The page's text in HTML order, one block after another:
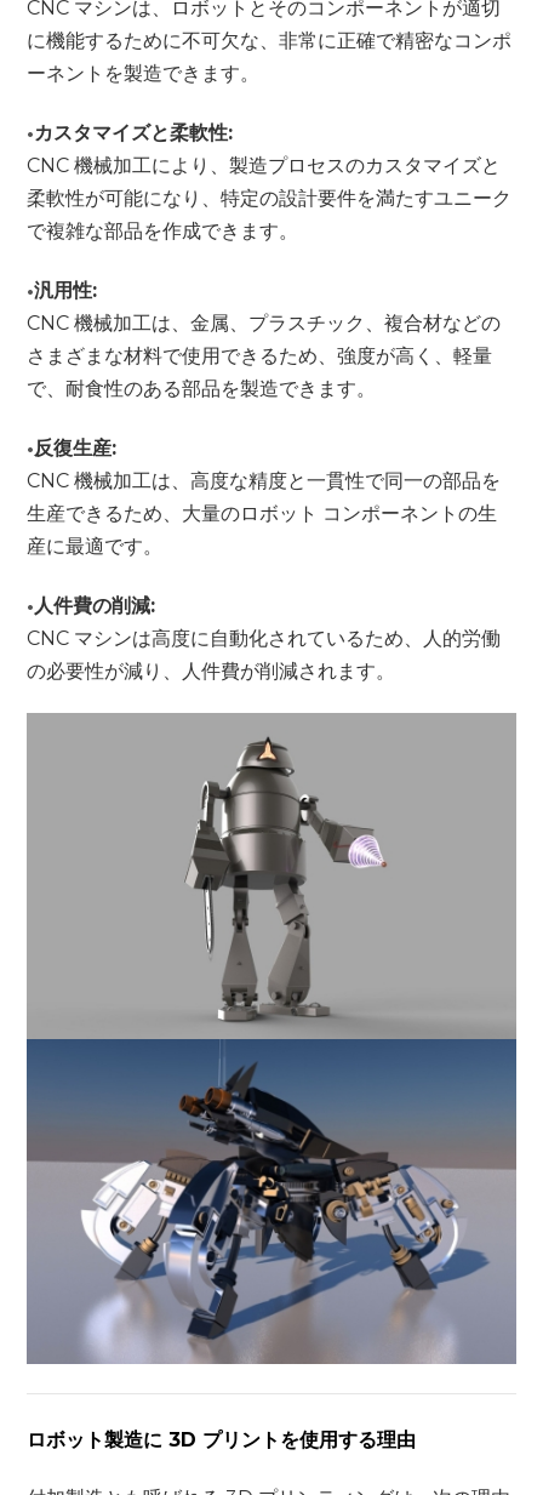
CNC マシンは、ロボットとそのコンポーネントが適切
に機能するために不可欠な、非常に正確で精密なコンポ
ーネントを製造できます。
•カスタマイズと柔軟性:
CNC 機械加工により、製造プロセスのカスタマイズと
柔軟性が可能になり、特定の設計要件を満たすユニーク
で複雑な部品を作成できます。
•汎用性:
CNC 機械加工は、金属、プラスチック、複合材などの
さまざまな材料で使用できるため、強度が高く、軽量
で、耐食性のある部品を製造できます。
•反復生産:
CNC 機械加工は、高度な精度と一貫性で同一の部品を
生産できるため、大量のロボット コンポーネントの生
産に最適です。
•人件費の削減:
CNC マシンは高度に自動化されているため、人的労働
の必要性が減り、人件費が削減されます。
ロボット製造に 3D プリントを使用する理由